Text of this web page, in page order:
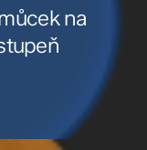
na